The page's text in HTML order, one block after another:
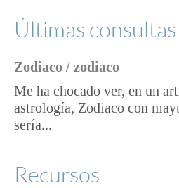
Últimas
Zodiaco / zodiaco
Me ha chocado ver, en un
astrología, Zodiaco con
sería...
Recursos